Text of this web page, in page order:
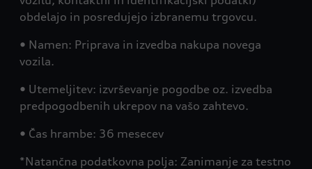
obdelajo in posredujejo izbranemu trgovcu.
• Namen: Priprava in izvedba nakupa novega
vozila.
• Utemeljitev: izvrševanje pogodbe oz. izvedba
predpogodbenih ukrepov na vašo zahtevo.
• Čas hrambe: 36 mesecev
*Natančna podatkovna polja: Zanimanje za testno